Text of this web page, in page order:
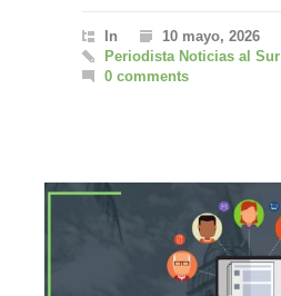
In
10 mayo, 2026
Periodista Noticias al Sur
0 comments